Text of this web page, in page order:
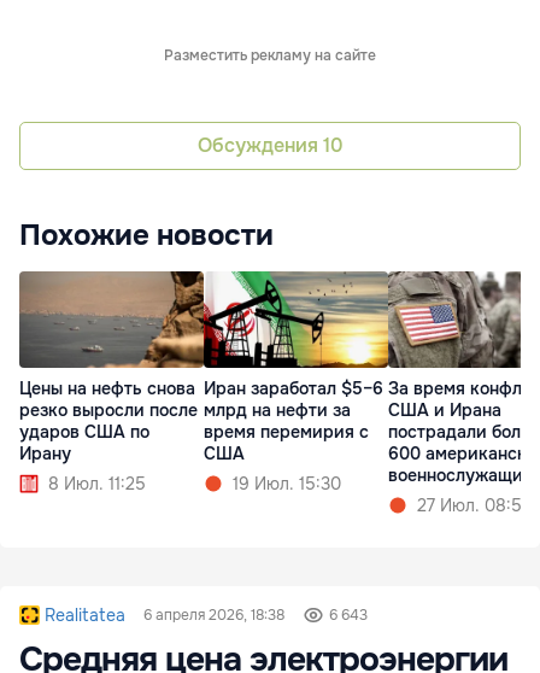
Разместить рекламу на сайте
Обсуждения 10
Похожие новости
Цены на нефть снова
резко выросли после
ударов США по
Ирану
8 Июл. 11:25
Иран заработал $5–6
млрд на нефти за
время перемирия с
США
19 Июл. 15:30
За время
США и Ирана
пострадали более
600
военнослужащих
27 Июл. 08:57
Realitatea 6 апреля 2026, 18:38 6 643
Средняя цена электроэнергии